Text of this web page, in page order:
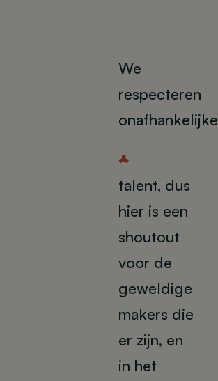
We
respecteren
onafhankelijke
T
talent, dus
hier is een
shoutout
voor de
geweldige
makers die
er zijn, en
in het